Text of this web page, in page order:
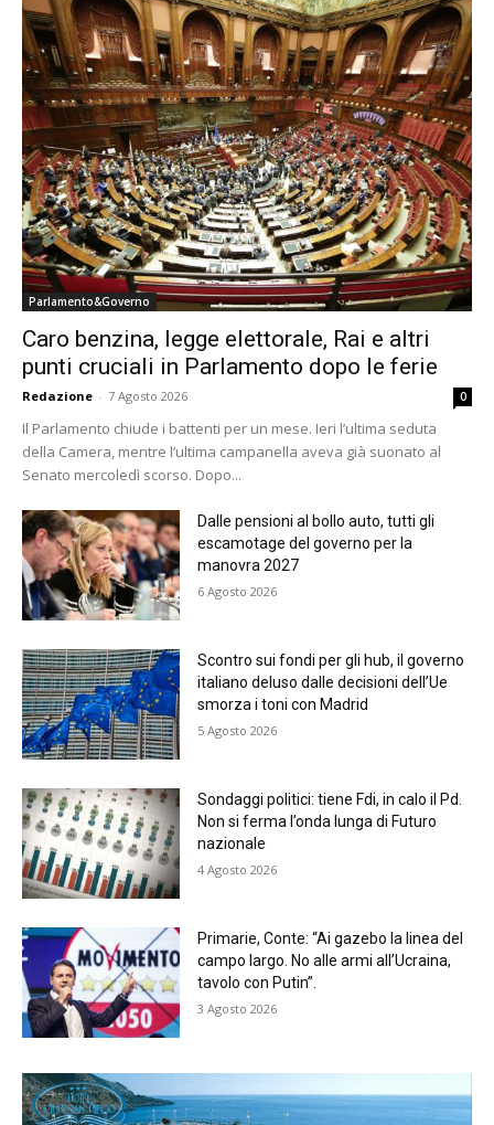
Parlamento&Governo
Caro benzina, legge elettorale, Rai e altri
punti cruciali in Parlamento dopo le ferie
Redazione - 7 Agosto 2026 0
Il Parlamento chiude i battenti per un mese. Ieri l’ultima seduta
della Camera, mentre l’ultima campanella aveva già suonato al
Senato mercoledì scorso. Dopo...
Dalle pensioni al bollo auto, tutti gli
escamotage del governo per la
manovra 2027
6 Agosto 2026
Scontro sui fondi per gli hub, il governo
italiano deluso dalle decisioni dell’Ue
smorza i toni con Madrid
5 Agosto 2026
Sondaggi politici: tiene Fdi, in calo il Pd.
Non si ferma l’onda lunga di Futuro
nazionale
4 Agosto 2026
Primarie, Conte: “Ai gazebo la linea del
campo largo. No alle armi all’Ucraina,
tavolo con Putin”.
3 Agosto 2026